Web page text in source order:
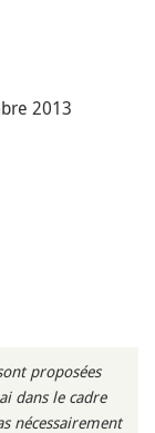
2013
proposées
dans le cadre
nécessairement